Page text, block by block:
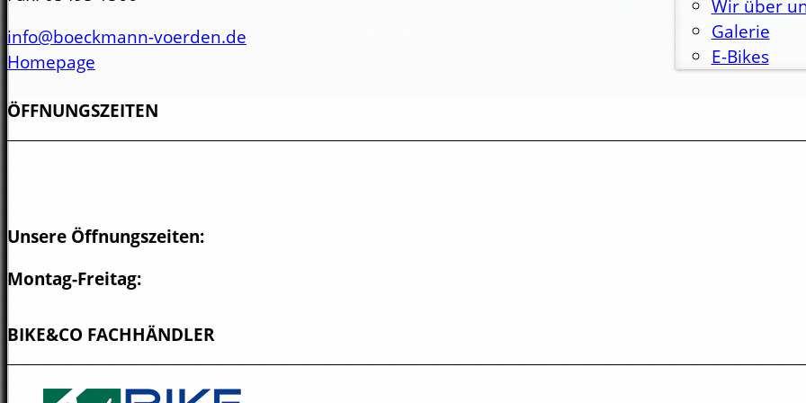
Wir über
Galerie
E-Bikes
info@boeckmann-voerden.de
Homepage
ÖFFNUNGSZEITEN
Unsere Öffnungszeiten:
Montag-Freitag:
14.30-18.00Uhr
BIKE&CO FACHHÄNDLER